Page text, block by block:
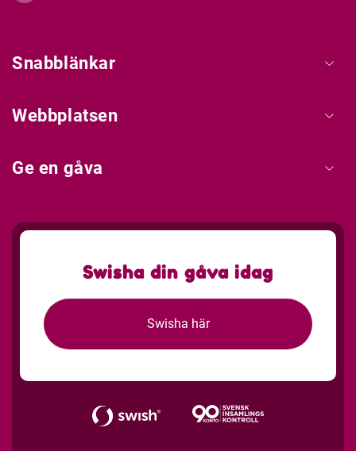
Snabblänkar
Webbplatsen
Ge en gåva
Swisha din gåva idag
Swisha här